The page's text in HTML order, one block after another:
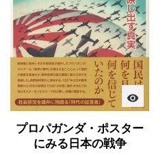
visibility
プロパガンダ・ポスター
にみる日本の戦争